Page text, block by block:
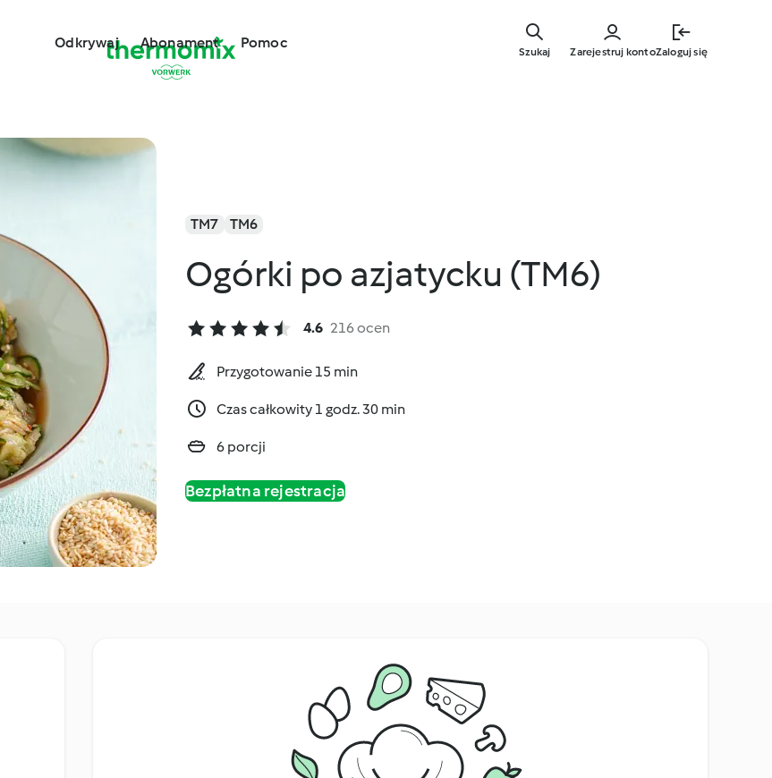
głównej
Odkrywaj Abonament Pomoc
Zarejestruj kontoZaloguj się
Szukaj
TM7 TM6
Ogórki po azjatycku (TM6)
4.6 216 ocen
Przygotowanie 15 min
Czas całkowity 1 godz. 30 min
6 porcji
Bezpłatna rejestracja